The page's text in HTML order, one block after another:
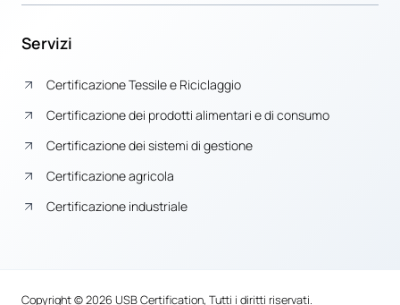
Servizi
Certificazione Tessile e Riciclaggio
Certificazione dei prodotti alimentari e di consumo
Certificazione dei sistemi di gestione
Certificazione agricola
Certificazione industriale
Copyright © 2026 USB Certification, Tutti i diritti riservati.